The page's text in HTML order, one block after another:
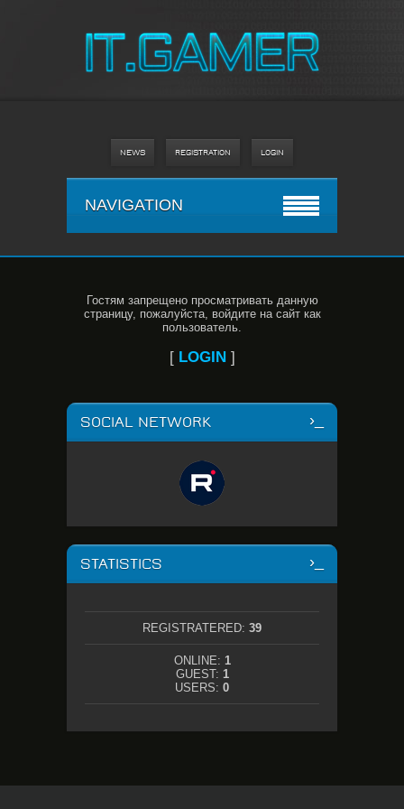
NEWS REGISTRATION LOGIN
NAVIGATION
Гостям запрещено просматривать данную
страницу, пожалуйста, войдите на сайт как
пользователь.
[ LOGIN]
SOCIAL NETWORK
STATISTICS
REGISTRATERED: 39
ONLINE: 1
GUEST: 1
USERS: 0